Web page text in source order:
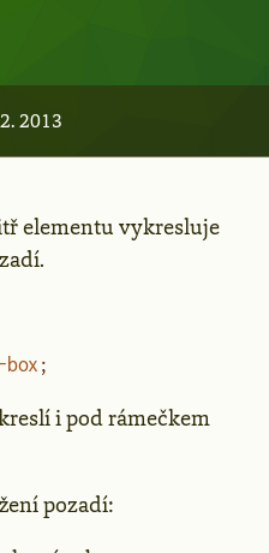
2013
elementu vykresluje
;
i pod rámečkem
pozadí: